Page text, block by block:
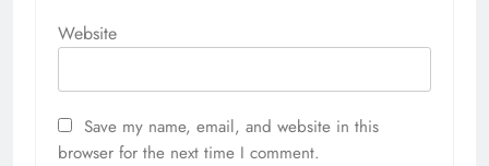
Website
Save my name, email, and website in this
browser for the next time I comment.